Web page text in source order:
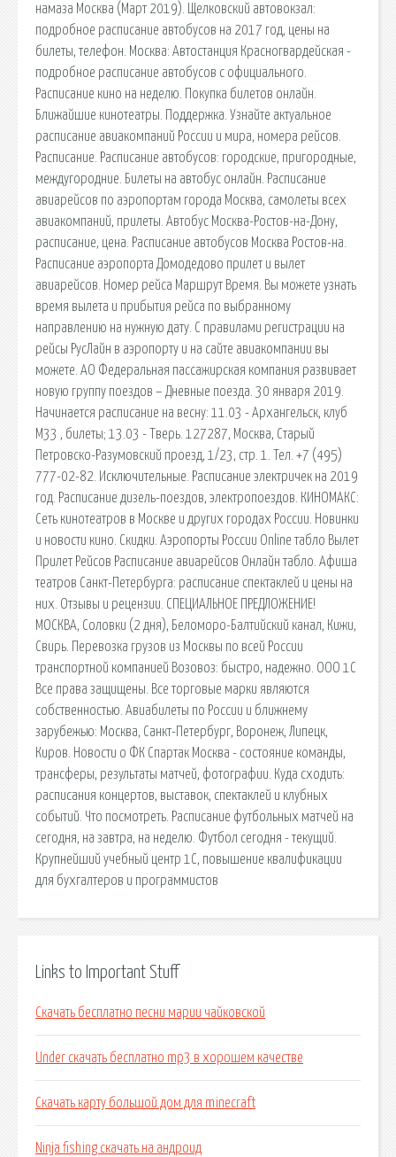
намаза Москва (Март 2019). Щелковский автовокзал:
подробное расписание автобусов на 2017 год, цены на
билеты, телефон. Москва: Автостанция Красногвардейская -
подробное расписание автобусов с официального.
Расписание кино на неделю. Покупка билетов онлайн.
Ближайшие кинотеатры. Поддержка. Узнайте актуальное
расписание авиакомпаний России и мира, номера рейсов.
Расписание. Расписание автобусов: городские, пригородные,
междугородние. Билеты на автобус онлайн. Расписание
авиарейсов по аэропортам города Москва, самолеты всех
авиакомпаний, прилеты. Автобус Москва-Ростов-на-Дону,
расписание, цена. Расписание автобусов Москва Ростов-на.
Расписание аэропорта Домодедово прилет и вылет
авиарейсов. Номер рейса Маршрут Время. Вы можете узнать
время вылета и прибытия рейса по выбранному
направлению на нужную дату. С правилами регистрации на
рейсы РусЛайн в аэропорту и на сайте авиакомпании вы
можете. АО Федеральная пассажирская компания развивает
новую группу поездов – Дневные поезда. 30 января 2019.
Начинается расписание на весну: 11.03 - Архангельск, клуб
М33 , билеты; 13.03 - Тверь. 127287, Москва, Старый
Петровско-Разумовский проезд, 1/23, стр. 1. Тел. +7 (495)
777-02-82. Исключительные. Расписание электричек на 2019
год. Расписание дизель-поездов, электропоездов. КИНОМАКС:
Сеть кинотеатров в Москве и других городах России. Новинки
и новости кино. Скидки. Аэропорты России Online табло Вылет
Прилет Рейсов Расписание авиарейсов Онлайн табло. Афиша
театров Санкт-Петербурга: расписание спектаклей и цены на
них. Отзывы и рецензии. СПЕЦИАЛЬНОЕ ПРЕДЛОЖЕНИЕ!
МОСКВА, Соловки (2 дня), Беломоро-Балтийский канал, Кижи,
Свирь. Перевозка грузов из Москвы по всей России
транспортной компанией Возовоз: быстро, надежно. ООО 1С
Все права защищены. Все торговые марки являются
собственностью. Авиабилеты по России и ближнему
зарубежью: Москва, Санкт-Петербург, Воронеж, Липецк,
Киров. Новости о ФК Спартак Москва - состояние команды,
трансферы, результаты матчей, фотографии. Куда сходить:
расписания концертов, выставок, спектаклей и клубных
событий. Что посмотреть. Расписание футбольных матчей на
сегодня, на завтра, на неделю. Футбол сегодня - текущий.
Крупнейший учебный центр 1С, повышение квалификации
для бухгалтеров и программистов
Links to Important Stuff
Скачать бесплатно песни марии чайковской
Under скачать бесплатно mp3 в хорошем качестве
Скачать карту большой дом для minecraft
Ninja fishing скачать на андроид